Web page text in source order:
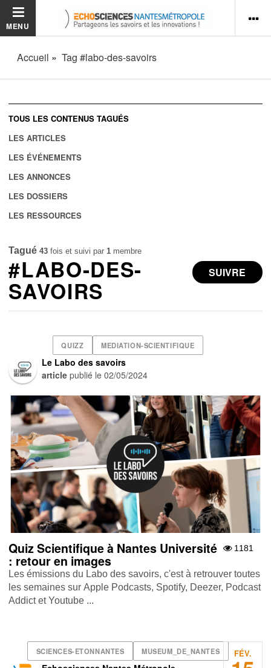
MENU
Accueil Tag #labo-des-savoirs
TOUS LES CONTENUS TAGUÉS
LES ARTICLES
LES ÉVÉNEMENTS
LES ANNONCES
LES DOSSIERS
LES RESSOURCES
Tagué 43 fois et suivi par 1 membre
SUIVRE
#LABO-DES-
SAVOIRS
QUIZZ MEDIATION-SCIENTIFIQUE
Le Labo des savoirs
article publié le02/05/2024
1181
Quiz Scientifique à Nantes Université
: retour en images
Les émissions du Labo des savoirs, c'est à retrouver toutes
les semaines sur Apple Podcasts , Spotify , Deezer , Podcast
Addict et Youtube ...
SCIENCES-ETONNANTES MUSEUM_DE_NANTES FÉV.